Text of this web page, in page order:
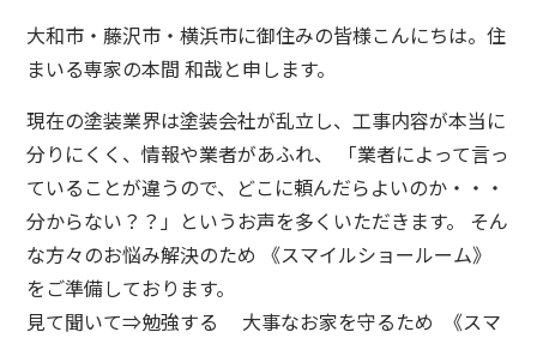
大和市・藤沢市・横浜市に御住みの皆様こんにちは。住
まいる専家の本間 和哉と申します。
現在の塗装業界は塗装会社が乱立し、工事内容が本当に
分りにくく、情報や業者があふれ、 「業者によって言っ
ていることが違うので、どこに頼んだらよいのか・・・
分からない？？」というお声を多くいただきます。 そん
な方々のお悩み解決のため 《スマイルショールーム》
をご準備しております。
見て聞いて⇒勉強する 大事なお家を守るため 《スマ